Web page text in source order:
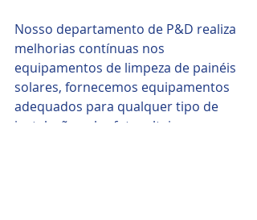
Nosso departamento de P&D realiza
melhorias contínuas nos
equipamentos de limpeza de painéis
solares, fornecemos equipamentos
adequados para qualquer tipo de
instalação solar fotovoltaica.